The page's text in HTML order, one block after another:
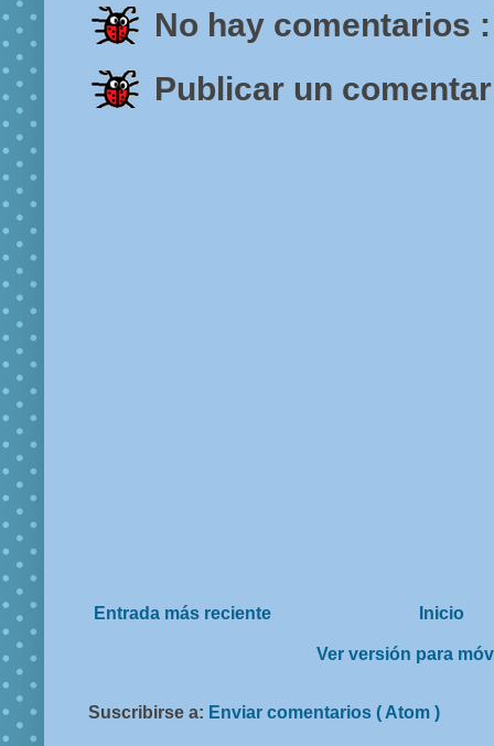
No hay comentarios :
Publicar un
Entrada más reciente Inicio
Ver versión para
Suscribirse a: Enviar comentarios ( Atom )